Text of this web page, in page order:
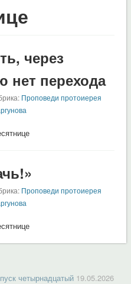
через
нет перехода
Проповеди протоиерея
Проповеди протоиерея
четырнадцатый 19.05.2026